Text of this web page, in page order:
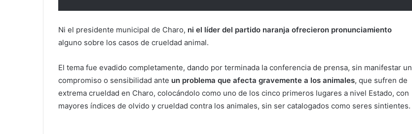
Ni el presidente municipal de Charo, ni el líder del partido naranja ofrecieron pronunciamiento
alguno sobre los casos de crueldad animal.
El tema fue evadido completamente, dando por terminada la conferencia de prensa, sin manifestar un
compromiso o sensibilidad ante un problema que afecta gravemente a los animales, que sufren de
extrema crueldad en Charo, colocándolo como uno de los cinco primeros lugares a nivel Estado, con
mayores índices de olvido y crueldad contra los animales, sin ser catalogados como seres sintientes.